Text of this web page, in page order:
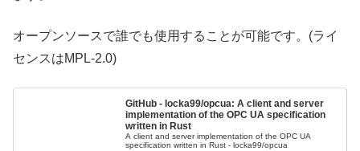
オープンソースで誰でも使用することが可能です。(ライ
センスはMPL-2.0)
GitHub - locka99/opcua: A client and server
implementation of the OPC UA specification
written in Rust
A client and server implementation of the OPC UA
specification written in Rust - locka99/opcua